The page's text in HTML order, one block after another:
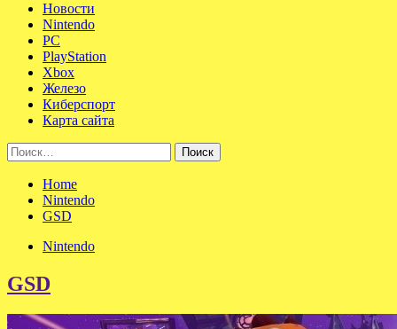
Новости
Nintendo
PC
PlayStation
Xbox
Железо
Киберспорт
Карта сайта
Найти:
Home
Nintendo
GSD
Nintendo
GSD